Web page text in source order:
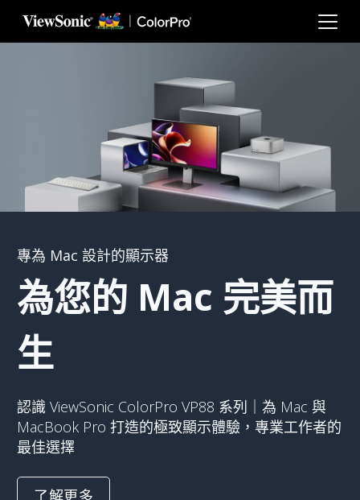
轉跳至主要內容
專為 Mac 設計的顯示器
為您的 Mac 完美而
生
認識 ViewSonic ColorPro VP88 系列｜為 Mac 與
MacBook Pro 打造的極致顯示體驗，專業工作者的
最佳選擇
了解更多